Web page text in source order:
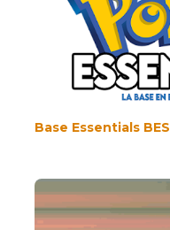
Base Essentials BES